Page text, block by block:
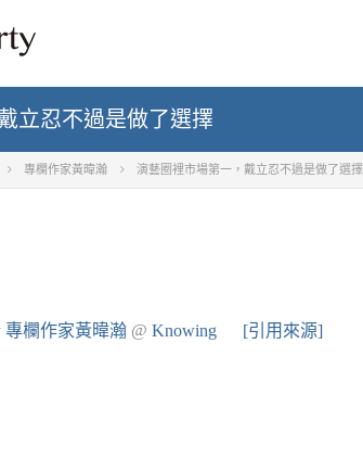
立忍不過是做了選擇
專欄作家黃暐瀚 演藝圈裡市場第一，戴立忍不過是做了選擇
專欄作家黃暐瀚 @ Knowing [引用來源]